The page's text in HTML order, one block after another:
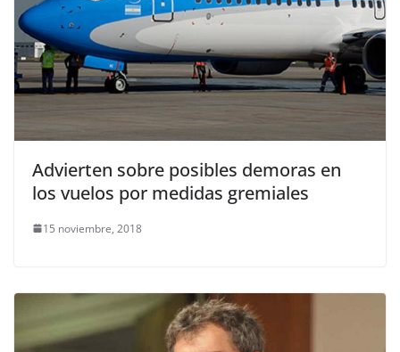
Advierten sobre posibles demoras en
los vuelos por medidas gremiales
15 noviembre, 2018